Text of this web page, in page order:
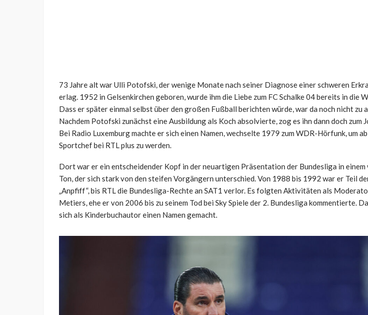
73 Jahre alt war Ulli Potofski, der wenige Monate nach seiner Diagnose einer schweren
erlag. 1952 in Gelsenkirchen geboren, wurde ihm die Liebe zum FC Schalke 04 bereits in die
Dass er später einmal selbst über den großen Fußball berichten würde, war da noch nicht zu
Nachdem Potofski zunächst eine Ausbildung als Koch absolvierte, zog es ihn dann doch zum
Bei Radio Luxemburg machte er sich einen Namen, wechselte 1979 zum WDR-Hörfunk, um
Sportchef bei RTL plus zu werden.
Dort war er ein entscheidender Kopf in der neuartigen Präsentation der Bundesliga in einem
Ton, der sich stark von den steifen Vorgängern unterschied. Von 1988 bis 1992 war er Teil
„Anpfiff“, bis RTL die Bundesliga-Rechte an SAT1 verlor. Es folgten Aktivitäten als
Metiers, ehe er von 2006 bis zu seinem Tod bei Sky Spiele der 2. Bundesliga kommentierte.
sich als Kinderbuchautor einen Namen gemacht.